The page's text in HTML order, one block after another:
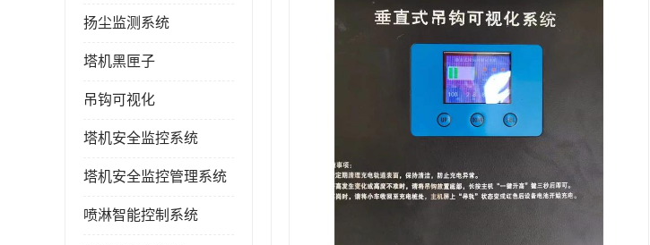
扬尘监测系统
塔机黑匣子
吊钩可视化
塔机安全监控系统
塔机安全监控管理系统
喷淋智能控制系统